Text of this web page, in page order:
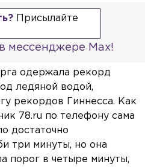
Присылайте
мессенджере Max!
одержала рекорд
ледяной водой,
рекордов Гиннесса. Как
78.ru по телефону сама
достаточно
три минуты, но она
порог в четыре минуты,